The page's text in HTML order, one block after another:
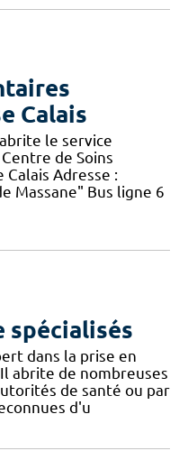
Calais
le service
de Soins
Adresse :
Massane" Bus ligne 6
spécialisés
dans la prise en
abrite de nombreuses
de santé ou par
d'u